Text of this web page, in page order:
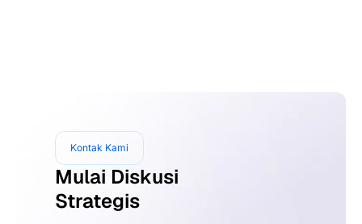
Kontak Kami
Mulai Diskusi
Strategis